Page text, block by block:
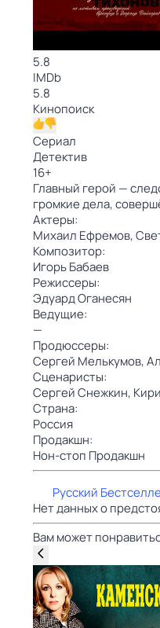
5.8
IMDb
5.8
Кинопоиск
Сериал
Детектив
16+
Главный герой —
громкие дела,
Актеры:
Михаил Ефремов,
Композитор:
Игорь Бабаев
Режиссеры:
Эдуард Оганесян
Ведущие:
—
Продюссеры:
Сергей Мелькумов,
Сценаристы:
Сергей Снежкин,
Страна:
Россия
Продакшн:
Нон-стоп Продакшн
Русский
Нет данных о
Вам может